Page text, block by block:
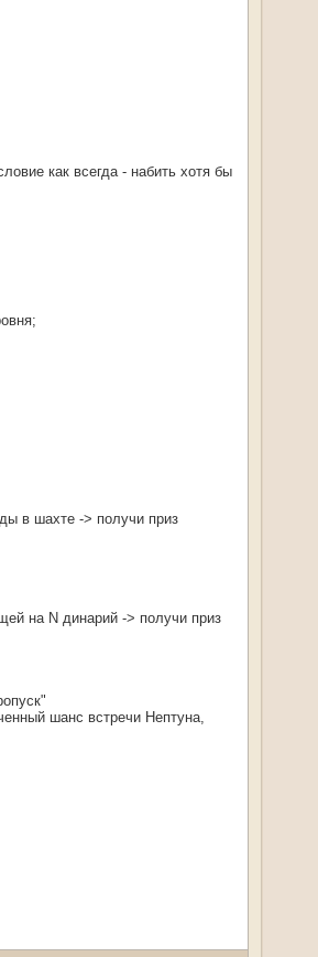
как всегда - набить хотя бы
в шахте -> получи приз
на N динарий -> получи приз
шанс встречи Нептуна,